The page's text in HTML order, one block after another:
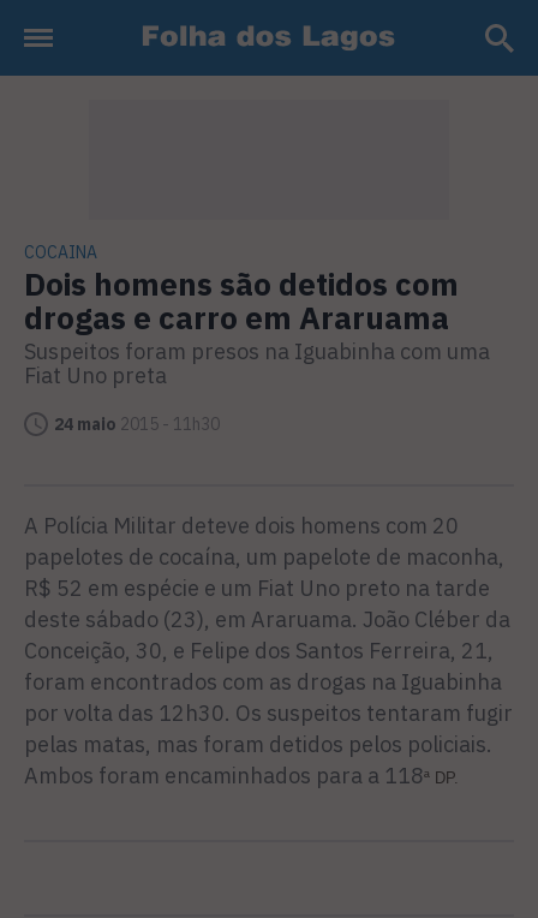
COCAINA
Dois homens são detidos com
drogas e carro em Araruama
Suspeitos foram presos na Iguabinha com uma
Fiat Uno preta
24 maio 2015 - 11h30
A Polícia Militar deteve dois homens com 20
papelotes de cocaína, um papelote de maconha,
R$ 52 em espécie e um Fiat Uno preto na tarde
deste sábado (23), em Araruama. João Cléber da
Conceição, 30, e Felipe dos Santos Ferreira, 21,
foram encontrados com as drogas na Iguabinha
por volta das 12h30. Os suspeitos tentaram fugir
pelas matas, mas foram detidos pelos policiais.
Ambos foram encaminhados para a 118ª DP.